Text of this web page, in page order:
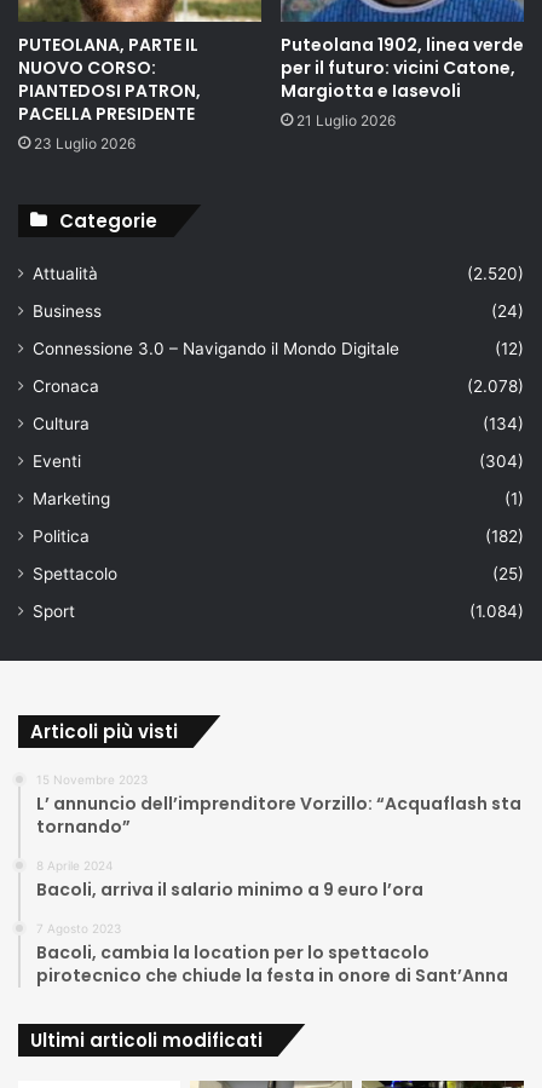
PUTEOLANA, PARTE IL
NUOVO CORSO:
PIANTEDOSI PATRON,
PACELLA PRESIDENTE
23 Luglio 2026
Puteolana 1902, linea verde
per il futuro: vicini Catone,
Margiotta e Iasevoli
21 Luglio 2026
Categorie
Attualità
(2.520)
Business
(24)
Connessione 3.0 – Navigando il Mondo Digitale
(12)
Cronaca
(2.078)
Cultura
(134)
Eventi
(304)
Marketing
(1)
Politica
(182)
Spettacolo
(25)
Sport
(1.084)
Articoli più visti
15 Novembre 2023
L’ annuncio dell’imprenditore Vorzillo: “Acquaflash sta
tornando”
8 Aprile 2024
Bacoli, arriva il salario minimo a 9 euro l’ora
7 Agosto 2023
Bacoli, cambia la location per lo spettacolo
pirotecnico che chiude la festa in onore di Sant’Anna
Ultimi articoli modificati